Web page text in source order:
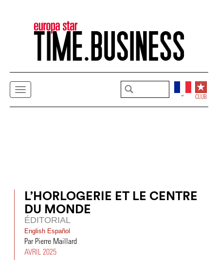
L’HORLOGERIE ET LE CENTRE
DU MONDE
ÉDITORIAL
English Español
Par Pierre Maillard
AVRIL 2025